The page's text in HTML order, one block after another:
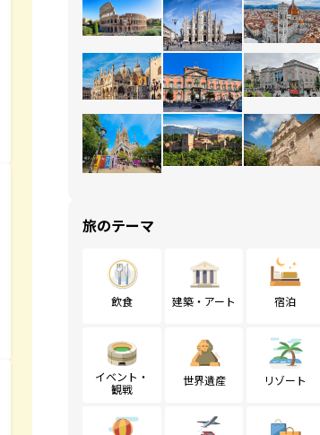
旅のテーマ
飲食 建築・アート 宿泊
イベント・
観戦
世界遺産 リゾート